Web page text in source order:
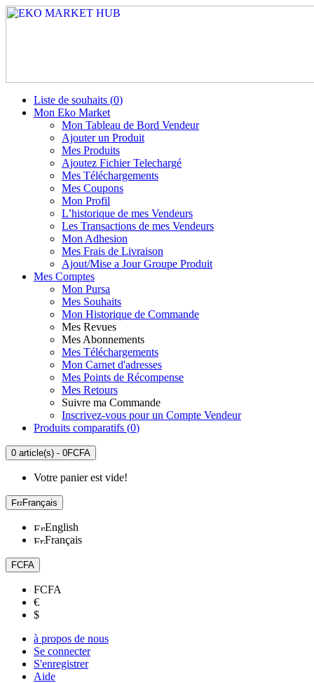
Liste de souhaits (0)
Mon Eko Market
Mon Tableau de Bord Vendeur
Ajouter un Produit
Mes Produits
Ajoutez Fichier Telechargé
Mes Téléchargements
Mes Coupons
Mon Profil
L’historique de mes Vendeurs
Les Transactions de mes Vendeurs
Mon Adhesion
Mes Frais de Livraison
Ajout/Mise a Jour Groupe Produit
Mes Comptes
Mon Pursa
Mes Souhaits
Mon Historique de Commande
Mes Revues
Mes Abonnements
Mes Téléchargements
Mon Carnet d'adresses
Mes Points de Récompense
Mes Retours
Suivre ma Commande
Inscrivez-vous pour un Compte Vendeur
Produits comparatifs (0)
0 article(s) - 0FCFA
Votre panier est vide!
Français
English
Français
FCFA
FCFA
€
$
à propos de nous
Se connecter
S'enregistrer
Aide